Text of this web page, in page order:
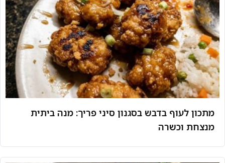
מתכון לעוף בדבש בסגנון סיני פריך: מנה ביתית
מנצחת וכשרה